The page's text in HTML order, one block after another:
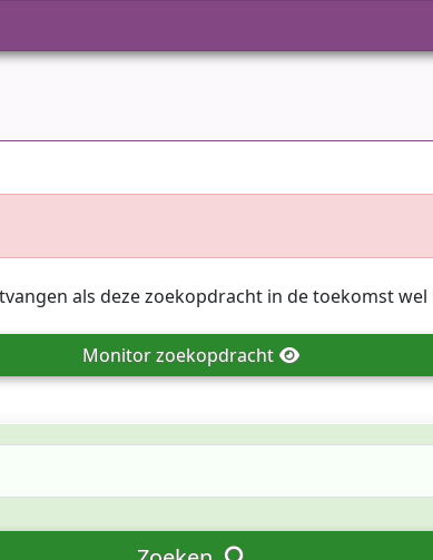
als deze zoekopdracht in de toekomst
Monitorzoekopdracht